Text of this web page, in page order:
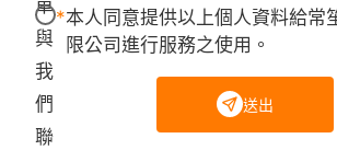
單
與
我
們
聯
本人同意提供以上個人資料給常
限公司進行服務之使用。
送出